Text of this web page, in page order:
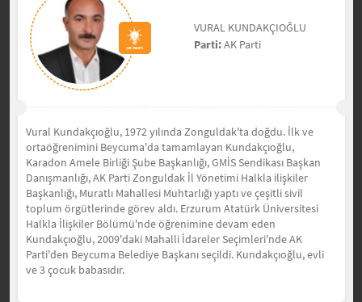
VURAL KUNDAKÇIOĞLU
Parti:AK Parti
Vural Kundakçıoğlu, 1972 yılında Zonguldak'ta doğdu. İlk ve
ortaöğrenimini Beycuma'da tamamlayan Kundakçıoğlu,
Karadon Amele Birliği Şube Başkanlığı, GMİS Sendikası Başkan
Danışmanlığı, AK Parti Zonguldak İl Yönetimi Halkla ilişkiler
Başkanlığı, Muratlı Mahallesi Muhtarlığı yaptı ve çeşitli sivil
toplum örgütlerinde görev aldı. Erzurum Atatürk Üniversitesi
Halkla İlişkiler Bölümü'nde öğrenimine devam eden
Kundakçıoğlu, 2009'daki Mahalli İdareler Seçimleri'nde AK
Parti'den Beycuma Belediye Başkanı seçildi. Kundakçıoğlu, evli
ve 3 çocuk babasıdır.